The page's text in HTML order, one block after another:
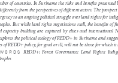
of countries. In Suriname the risks and benefits presented
from the perspectives of different actors. The
to an ongoing political struggle over land rights for
But while land rights negotiations stall, the benefits of
capacity  building  are  captured  by  elites  and  international
the political ecology of REDD+ in Suriname and
of REDD+ policy, for good or ill, will not be those for which it
REDD+;  Forest  Governance;  Land  Rights;